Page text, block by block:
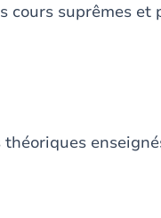
cours suprêmes